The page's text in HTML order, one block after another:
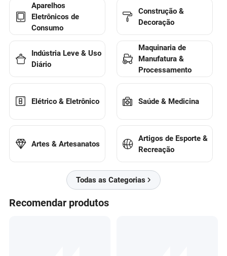
Aparelhos
Eletrônicos de
Consumo
Indústria Leve & Uso
Diário
Elétrico & Eletrônico
Artes & Artesanatos
Construção &
Decoração
Maquinaria de
Manufatura &
Processamento
Saúde & Medicina
Artigos de Esporte &
Recreação
Todas as Categorias
Recomendar produtos